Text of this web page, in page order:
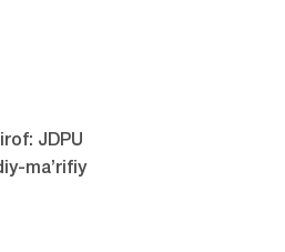
JDPU
ma’rifiy